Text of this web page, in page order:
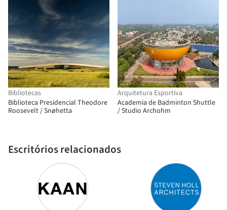
Bibliotecas
Biblioteca Presidencial Theodore
Roosevelt / Snøhetta
Escritórios relacionados
Arquitetura Esportiva
Academia de Badminton Shuttle
/ Studio Archohm